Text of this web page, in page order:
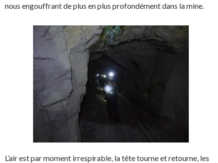
nous engouffrant de plus en plus profondément dans la mine.
L’air est par moment irrespirable, la tête tourne et retourne, les